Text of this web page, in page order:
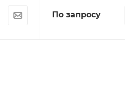
По запросу